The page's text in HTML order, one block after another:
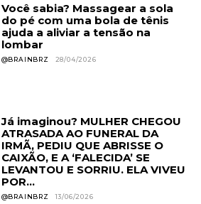
Você sabia? Massagear a sola
do pé com uma bola de tênis
ajuda a aliviar a tensão na
lombar
@BRAINBRZ 28/04/2026
Já imaginou? MULHER CHEGOU
ATRASADA AO FUNERAL DA
IRMÃ, PEDIU QUE ABRISSE O
CAIXÃO, E A ‘FALECIDA’ SE
LEVANTOU E SORRIU. ELA VIVEU
POR...
@BRAINBRZ 13/06/2026